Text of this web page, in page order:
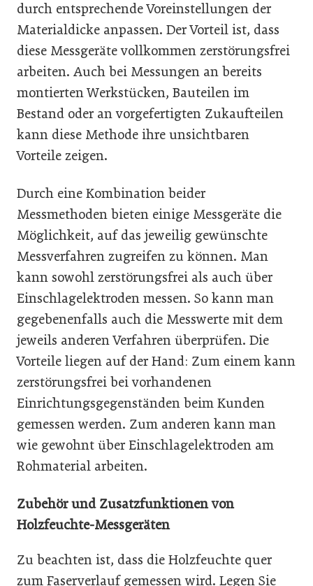
durch entsprechende Voreinstellungen der
Materialdicke anpassen. Der Vorteil ist, dass
diese Messgeräte vollkommen zerstörungsfrei
arbeiten. Auch bei Messungen an bereits
montierten Werkstücken, Bauteilen im
Bestand oder an vorgefertigten Zukaufteilen
kann diese Methode ihre unsichtbaren
Vorteile zeigen.
Durch eine Kombination beider
Messmethoden bieten einige Messgeräte die
Möglichkeit, auf das jeweilig gewünschte
Messverfahren zugreifen zu können. Man
kann sowohl zerstörungsfrei als auch über
Einschlagelek­troden messen. So kann man
gegebenenfalls auch die Messwerte mit dem
jeweils anderen Verfahren überprüfen. Die
Vorteile liegen auf der Hand: Zum einem kann
zerstörungsfrei bei vorhandenen
Einrichtungsgegenständen beim Kunden
gemessen werden. Zum anderen kann man
wie gewohnt über Einschlagelektroden am
Rohmaterial arbeiten.
Zubehör und Zusatzfunktionen von
Holzfeuchte-Messgeräten
Zu beachten ist, dass die Holzfeuchte quer
zum Faserverlauf gemessen wird. Legen Sie